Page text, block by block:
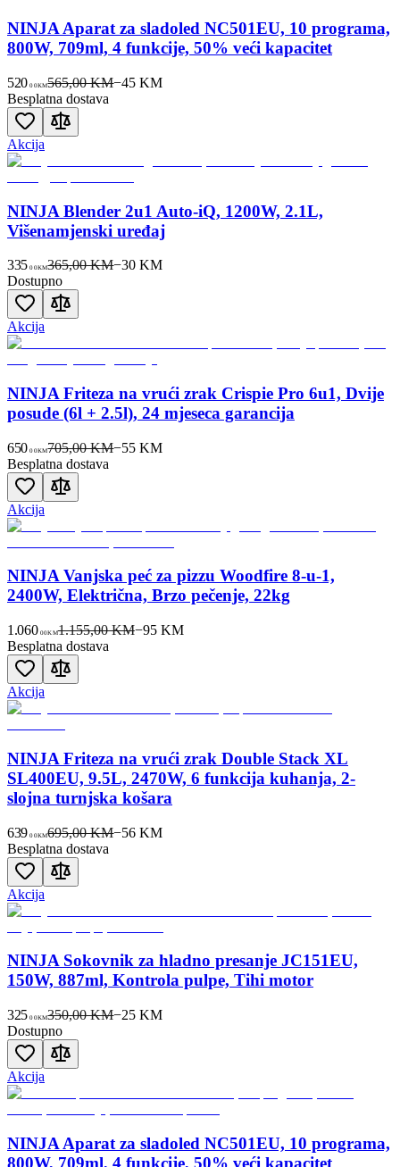
NINJA Aparat za sladoled NC501EU, 10 programa,
800W, 709ml, 4 funkcije, 50% veći kapacitet
520 00KM565,00 KM−45 KM
Besplatna dostava
Akcija
NINJA Blender 2u1 Auto-iQ, 1200W, 2.1L,
Višenamjenski uređaj
335 00KM365,00 KM−30 KM
Dostupno
Akcija
NINJA Friteza na vrući zrak Crispie Pro 6u1, Dvije
posude (6l + 2.5l), 24 mjeseca garancija
650 00KM705,00 KM−55 KM
Besplatna dostava
Akcija
NINJA Vanjska peć za pizzu Woodfire 8-u-1,
2400W, Električna, Brzo pečenje, 22kg
1.060 00KM1.155,00 KM−95KM
Besplatna dostava
Akcija
NINJA Friteza na vrući zrak Double Stack XL
SL400EU, 9.5L, 2470W, 6 funkcija kuhanja, 2-
slojna turnjska košara
639 00KM695,00 KM−56 KM
Besplatna dostava
Akcija
NINJA Sokovnik za hladno presanje JC151EU,
150W, 887ml, Kontrola pulpe, Tihi motor
325 00KM350,00 KM−25 KM
Dostupno
Akcija
NINJA Aparat za sladoled NC501EU, 10 programa,
800W, 709ml, 4 funkcije, 50% veći kapacitet